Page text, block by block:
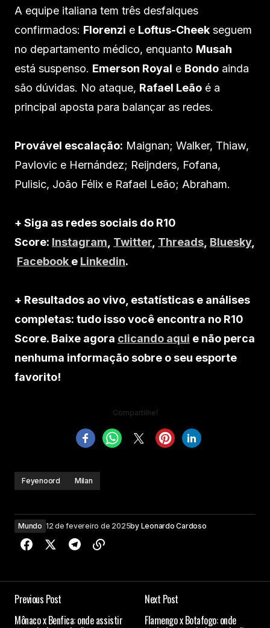
A equipe italiana tem três desfalques
confirmados: Florenzi e Loftus-Cheek seguem
no departamento médico, enquanto Musah
está suspenso. Emerson Royal e Bondo ainda
são dúvidas. No ataque, Rafael Leão é a
principal aposta para balançar as redes.
Provável escalação: Maignan; Walker, Thiaw,
Pavlovic e Hernández; Reijnders, Fofana,
Pulisic, João Félix e Rafael Leão; Abraham.
+ Siga as redes sociais do R10
Score: Instagram, Twitter, Threads, Bluesky,
Facebook e Linkedin.
+ Resultados ao vivo, estatísticas e análises
completas: tudo isso você encontra no R10
Score. Baixe agora clicando aqui e não perca
nenhuma informação sobre o seu esporte
favorito!
Compartilhe!
Feyenoord Milan
Mundo 12 de fevereiro de 2025by Leonardo Cardoso
Previous Post
Mônaco x Benfica: onde assistir
Next Post
Flamengo x Botafogo: onde